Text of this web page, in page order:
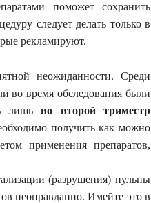
поможет сохранить
следует делать только в
рекламируют.
неожиданности. Среди
во время обследования были
лишьво второй триместр
получить как можно
применения препаратов,
(разрушения) пульпы
неоправданно. Имейте это в